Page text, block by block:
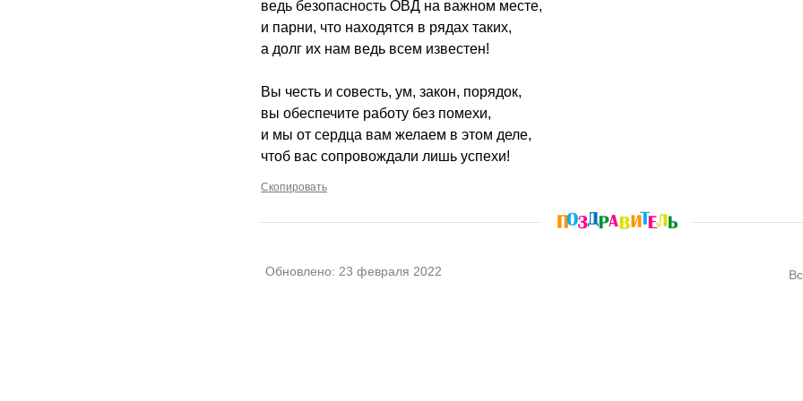
ведь безопасность ОВД на важном месте,
и парни, что находятся в рядах таких,
а долг их нам ведь всем известен!
Вы честь и совесть, ум, закон, порядок,
вы обеспечите работу без помехи,
и мы от сердца вам желаем в этом деле,
чтоб вас сопровождали лишь успехи!
Скопировать
Обновлено: 23 февраля 2022